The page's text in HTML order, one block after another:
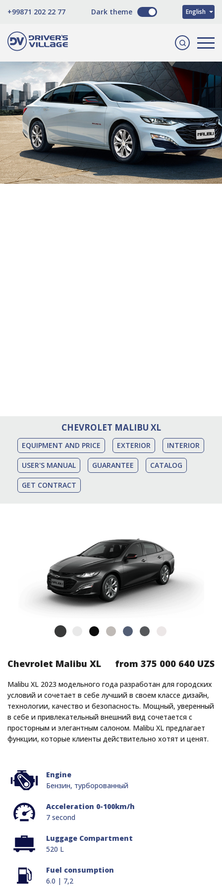
+99871 202 22 77 Dark theme English
O'zbekcha
CHEVROLET MALIBU XL
EQUIPMENT AND PRICE EXTERIOR INTERIOR
USER'S MANUAL GUARANTEE CATALOG
GET CONTRACT
Chevrolet Malibu XL from 375 000 640 UZS
Malibu XL 2023 модельного года разработан для городских
условий и сочетает в себе лучший в своем классе дизайн,
технологии, качество и безопасность. Мощный, уверенный
в себе и привлекательный внешний вид сочетается с
просторным и элегантным салоном. Malibu XL предлагает
функции, которые клиенты действительно хотят и ценят.
Engine
Бензин, турборованный
Acceleration 0-100km/h
7 second
Luggage Compartment
520 L
Fuel consumption
6.0 | 7,2